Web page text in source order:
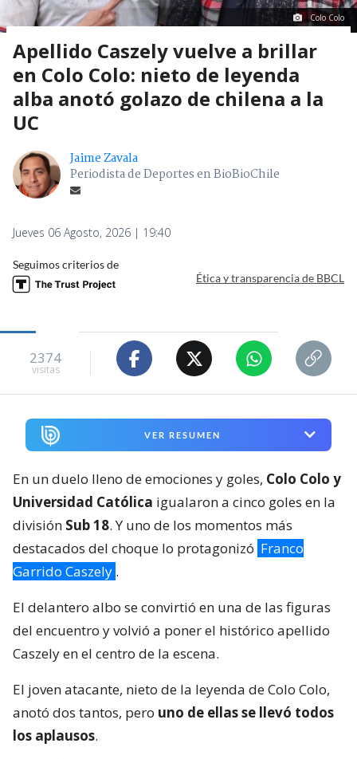
Colo Colo
Apellido Caszely vuelve a brillar
en Colo Colo: nieto de leyenda
alba anotó golazo de chilena a la
UC
Jaime Zavala
Periodista de Deportes en BioBioChile
Jueves 06 Agosto, 2026 | 19:40
Seguimos criterios de
Ética y transparencia de BBCL
2374
visitas
VER RESUMEN
En un duelo lleno de emociones y goles, Colo Colo y
Universidad Católica igualaron a cinco goles en la
división Sub 18. Y uno de los momentos más
destacados del choque lo protagonizó Franco
Garrido Caszely .
El delantero albo se convirtió en una de las figuras
del encuentro y volvió a poner el histórico apellido
Caszely en el centro de la escena.
El joven atacante, nieto de la leyenda de Colo Colo,
anotó dos tantos, pero uno de ellas se llevó todos
los aplausos.